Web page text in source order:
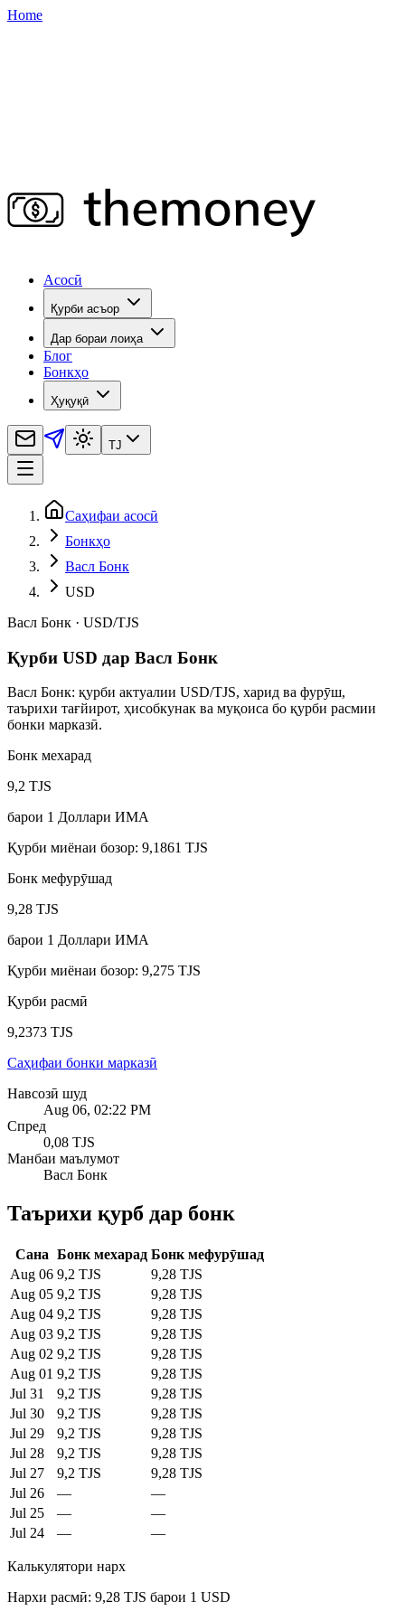
Home
Асосӣ
Қурби асъор
Дар бораи лоиҳа
Блог
Бонкҳо
Ҳуқуқӣ
TJ
Саҳифаи асосӣ
Бонкҳо
Васл Бонк
USD
Васл Бонк · USD/TJS
Қурби USD дар Васл Бонк
Васл Бонк: қурби актуалии USD/TJS, харид ва фурӯш,
таърихи тағйирот, ҳисобкунак ва муқоиса бо қурби расмии
бонки марказӣ.
Бонк мехарад
9,2 TJS
барои 1 Доллари ИМА
Қурби миёнаи бозор: 9,1861 TJS
Бонк мефурӯшад
9,28 TJS
барои 1 Доллари ИМА
Қурби миёнаи бозор: 9,275 TJS
Қурби расмӣ
9,2373 TJS
Саҳифаи бонки марказӣ
Навсозӣ шуд
Aug 06, 02:22 PM
Спред
0,08 TJS
Манбаи маълумот
Васл Бонк
Таърихи қурб дар бонк
Сана Бонк мехарад Бонк мефурӯшад
Aug 06 9,2 TJS
9,28 TJS
Aug 05 9,2 TJS
9,28 TJS
Aug 04 9,2 TJS
9,28 TJS
Aug 03 9,2 TJS
9,28 TJS
Aug 02 9,2 TJS
9,28 TJS
Aug 01 9,2 TJS
9,28 TJS
Jul 31
9,2 TJS
9,28 TJS
Jul 30
9,2 TJS
9,28 TJS
Jul 29
9,2 TJS
9,28 TJS
Jul 28
9,2 TJS
9,28 TJS
Jul 27
9,2 TJS
9,28 TJS
Jul 26
—
—
Jul 25
—
—
Jul 24
— —
Калькулятори нарх
Нархи расмӣ: 9,28 TJS барои 1 USD